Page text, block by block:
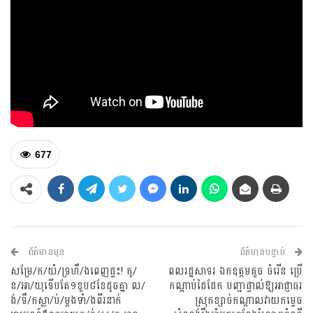
677
ព័ត៌មានមុន
សម្រែ/ក/យំ/ទ្រហឹ/ងពេញផ្ទះ! កូ/
ន/អា/យុទើបតែ១ខួប៨ខែដូចគ្នា ល/
ង់/ទឹ/កស្លា/ប់/ម្តងទាំ/ងពីរនាក់
ព័ត៌មានបន្ទាប់
ពលរដ្ឋសាទរ ឯកឧត្តមគួច ចំរើន ប្រើ
កណ្តាប់ដៃដែក បញ្ជាផ្ទាល់ឱ្យអាជ្ញាធរ
ស្រុកខ្សាច់កណ្តាលវាយកម្ទេច